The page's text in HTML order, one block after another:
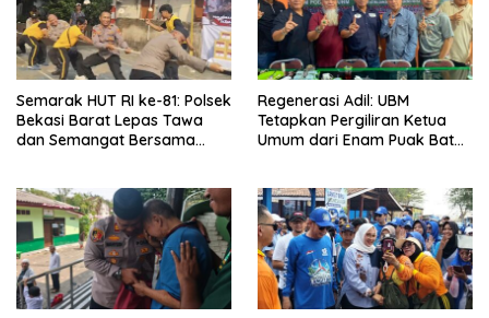
Semarak HUT RI ke-81: Polsek
Bekasi Barat Lepas Tawa
dan Semangat Bersama
Regenerasi Adil: UBM
Tetapkan Pergiliran Ketua
Umum dari Enam Puak Batak